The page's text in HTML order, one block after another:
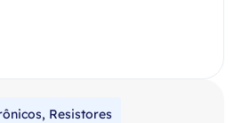
, Resistores